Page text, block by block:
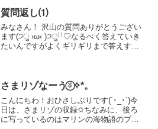
質問返し⑴
みなさん！ 沢山の質問ありがとうござい
ます(੭ु ›ω‹ )੭ु⁾⁾♡なるべく答えていき
たいんですがよくギリギリまで答えすぎ
さまリゾなーう⍤⃝✧*。
こんにちわ！おひさしぶりです(´･_･`)今
日は、さまリゾの収録✩ちなみに、後ろ
に写っているのはマリンの海物語のプロ